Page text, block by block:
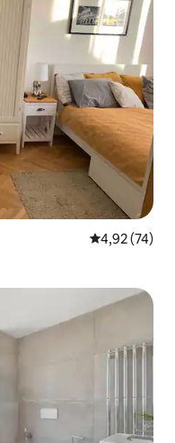
Priemerné
4,92 (74)